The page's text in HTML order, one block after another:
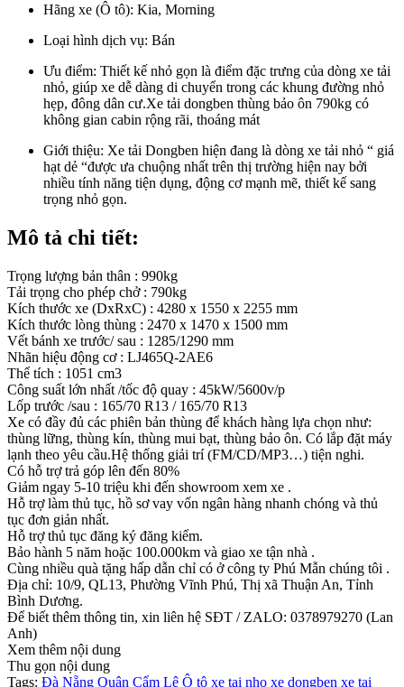
Hãng xe (Ô tô): Kia, Morning
Loại hình dịch vụ: Bán
Ưu điểm: Thiết kế nhỏ gọn là điểm đặc trưng của dòng xe tải
nhỏ, giúp xe dễ dàng di chuyển trong các khung đường nhỏ
hẹp, đông dân cư.Xe tải dongben thùng bảo ôn 790kg có
không gian cabin rộng rãi, thoáng mát
Giới thiệu: Xe tải Dongben hiện đang là dòng xe tải nhỏ “ giá
hạt dẻ “được ưa chuộng nhất trên thị trường hiện nay bởi
nhiều tính năng tiện dụng, động cơ mạnh mẽ, thiết kế sang
trọng nhỏ gọn.
Mô tả chi tiết:
Trọng lượng bản thân : 990kg
Tải trọng cho phép chở : 790kg
Kích thước xe (DxRxC) : 4280 x 1550 x 2255 mm
Kích thước lòng thùng : 2470 x 1470 x 1500 mm
Vết bánh xe trước/ sau : 1285/1290 mm
Nhãn hiệu động cơ : LJ465Q-2AE6
Thể tích : 1051 cm3
Công suất lớn nhất /tốc độ quay : 45kW/5600v/p
Lốp trước /sau : 165/70 R13 / 165/70 R13
Xe có đầy đủ các phiên bản thùng để khách hàng lựa chọn như:
thùng lững, thùng kín, thùng mui bạt, thùng bảo ôn. Có lắp đặt máy
lạnh theo yêu cầu.Hệ thống giải trí (FM/CD/MP3…) tiện nghi.
Có hỗ trợ trả góp lên đến 80%
Giảm ngay 5-10 triệu khi đến showroom xem xe .
Hỗ trợ làm thủ tục, hồ sơ vay vốn ngân hàng nhanh chóng và thủ
tục đơn giản nhất.
Hỗ trợ thủ tục đăng ký đăng kiểm.
Bảo hành 5 năm hoặc 100.000km và giao xe tận nhà .
Cùng nhiều quà tặng hấp dẫn chỉ có ở công ty Phú Mẫn chúng tôi .
Địa chỉ: 10/9, QL13, Phường Vĩnh Phú, Thị xã Thuận An, Tỉnh
Bình Dương.
Để biết thêm thông tin, xin liên hệ SĐT / ZALO: 0378979270 (Lan
Anh)
Xem thêm nội dung
Thu gọn nội dung
Tags: Đà Nẵng Quận Cẩm Lệ Ô tô xe tai nho xe dongben xe tai